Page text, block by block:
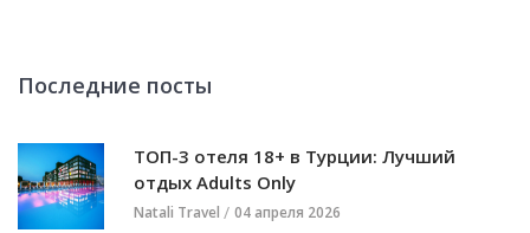
Последние посты
ТОП-3 отеля 18+ в Турции: Лучший
отдых Adults Only
Natali Travel 04 апреля 2026